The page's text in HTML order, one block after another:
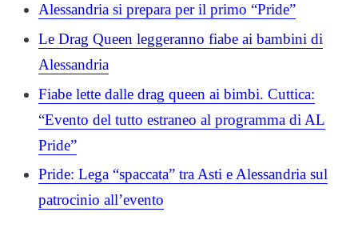
Alessandria si prepara per il primo “Pride”
Le Drag Queen leggeranno fiabe ai bambini di
Alessandria
Fiabe lette dalle drag queen ai bimbi. Cuttica:
“Evento del tutto estraneo al programma di AL
Pride”
Pride: Lega “spaccata” tra Asti e Alessandria sul
patrocinio all’evento